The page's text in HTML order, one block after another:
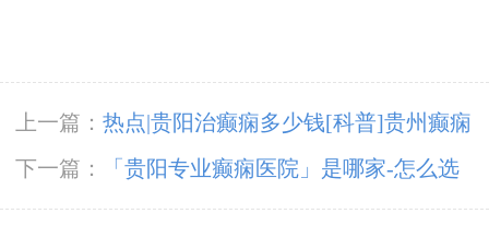
上一篇： 热点|贵阳治癫痫多少钱[科普]贵州癫痫
病研究院是哪个？
下一篇：
「贵阳专业癫痫医院」是哪家-怎么选
择医院？